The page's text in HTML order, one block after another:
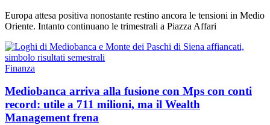
Europa attesa positiva nonostante restino ancora le tensioni in Medio
Oriente. Intanto continuano le trimestrali a Piazza Affari
Finanza
Mediobanca arriva alla fusione con Mps con conti
record: utile a 711 milioni, ma il Wealth
Management frena